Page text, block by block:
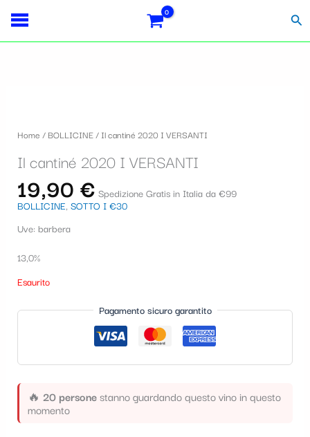
contenuto
Home / BOLLICINE/ Il cantiné 2020 I VERSANTI
Il cantiné 2020 I VERSANTI
19,90 € Spedizione Gratis in Italia da €99
BOLLICINE, SOTTO I €30
Uve: barbera
13,0%
Esaurito
Pagamento sicuro garantito
🔥 20 personestanno guardando questo vino in questo
momento
S
o
n
a
u
n
a
c
g
o
fiscale:
Carrello: